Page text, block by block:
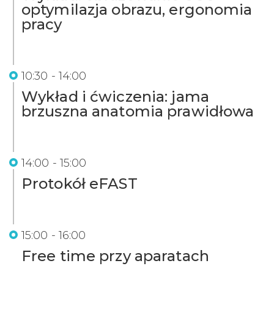
optymilazja obrazu, ergonomia
pracy
10:30 - 14:00
Wykład i ćwiczenia: jama
brzuszna anatomia prawidłowa
14:00 - 15:00
Protokół eFAST
15:00 - 16:00
Free time przy aparatach